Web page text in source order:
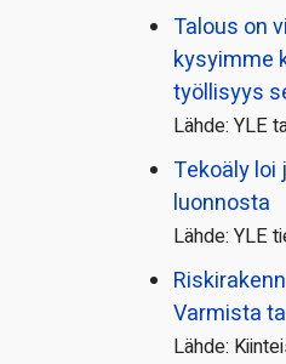
Talous on
kysyimme
työllisyys
Lähde: YLE
Tekoäly loi
luonnosta
Lähde: YLE
Varmista
Lähde: